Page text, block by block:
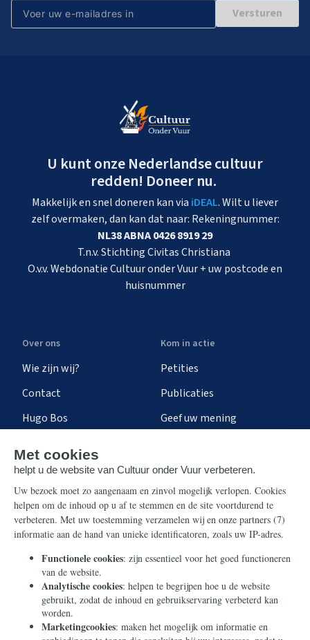
Versturen
U kunt onze Nederlandse cultuur
redden! Doneer nu.
Makkelijk en snel doneren kan via iDEAL. Wilt u liever
zelf overmaken, dan kan dat naar: Rekeningnummer:
NL38 ABNA 0426 8919 29
T.n.v. Stichting Civitas Christiana
O.v.v. Webdonatie Cultuur onder Vuur + uw postcode en
huisnummer
Over ons
Wie zijn wij?
Contact
Hugo Bos
Kom in actie
Petities
Publicaties
Geef uw mening
Steun ons
Nieuwsbrief
Eenmalig
Maandelijks
Periodiek
Nalaten
Zelf overschrijven
Info
Contact
Ontvang onze Telegram-
berichten